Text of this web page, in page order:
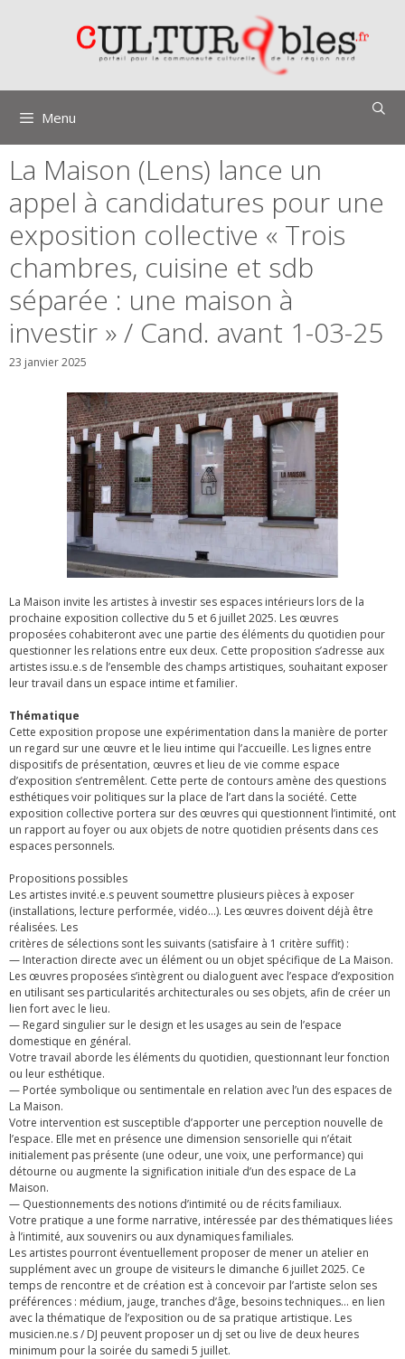
Menu
La Maison (Lens) lance un
appel à candidatures pour une
exposition collective « Trois
chambres, cuisine et sdb
séparée : une maison à
investir » / Cand. avant 1-03-25
23 janvier 2025
La Maison invite les artistes à investir ses espaces intérieurs lors de la
prochaine exposition collective du 5 et 6 juillet 2025. Les œuvres
proposées cohabiteront avec une partie des éléments du quotidien pour
questionner les relations entre eux deux. Cette proposition s’adresse aux
artistes issu.e.s de l’ensemble des champs artistiques, souhaitant exposer
leur travail dans un espace intime et familier.
Thématique
Cette exposition propose une expérimentation dans la manière de porter
un regard sur une œuvre et le lieu intime qui l’accueille. Les lignes entre
dispositifs de présentation, œuvres et lieu de vie comme espace
d’exposition s’entremêlent. Cette perte de contours amène des questions
esthétiques voir politiques sur la place de l’art dans la société. Cette
exposition collective portera sur des œuvres qui questionnent l’intimité, ont
un rapport au foyer ou aux objets de notre quotidien présents dans ces
espaces personnels.
Propositions possibles
Les artistes invité.e.s peuvent soumettre plusieurs pièces à exposer
(installations, lecture performée, vidéo…). Les œuvres doivent déjà être
réalisées. Les
critères de sélections sont les suivants (satisfaire à 1 critère suffit) :
— Interaction directe avec un élément ou un objet spécifique de La Maison.
Les œuvres proposées s’intègrent ou dialoguent avec l’espace d’exposition
en utilisant ses particularités architecturales ou ses objets, afin de créer un
lien fort avec le lieu.
— Regard singulier sur le design et les usages au sein de l’espace
domestique en général.
Votre travail aborde les éléments du quotidien, questionnant leur fonction
ou leur esthétique.
— Portée symbolique ou sentimentale en relation avec l’un des espaces de
La Maison.
Votre intervention est susceptible d’apporter une perception nouvelle de
l’espace. Elle met en présence une dimension sensorielle qui n’était
initialement pas présente (une odeur, une voix, une performance) qui
détourne ou augmente la signification initiale d’un des espace de La
Maison.
— Questionnements des notions d’intimité ou de récits familiaux.
Votre pratique a une forme narrative, intéressée par des thématiques liées
à l’intimité, aux souvenirs ou aux dynamiques familiales.
Les artistes pourront éventuellement proposer de mener un atelier en
supplément avec un groupe de visiteurs le dimanche 6 juillet 2025. Ce
temps de rencontre et de création est à concevoir par l’artiste selon ses
préférences : médium, jauge, tranches d’âge, besoins techniques… en lien
avec la thématique de l’exposition ou de sa pratique artistique. Les
musicien.ne.s / DJ peuvent proposer un dj set ou live de deux heures
minimum pour la soirée du samedi 5 juillet.